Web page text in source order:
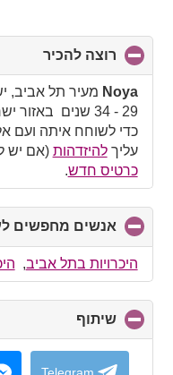
רוצה להכיר
to
Noya מעיר תל אביב,
29 - 34 שנים באזור ישראל.
כדי לשוחח איתה ועם
עליךלהיזדהות (אם יש
כרטיס חדש.
אנשים מחפשים
היכרויות בתל אביב,
שיתוף
to
collapse